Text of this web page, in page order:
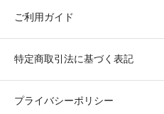
ご利用ガイド
特定商取引法に基づく表記
プライバシーポリシー